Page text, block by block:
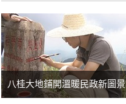
八桂大地鋪開溫暖民政新圖景